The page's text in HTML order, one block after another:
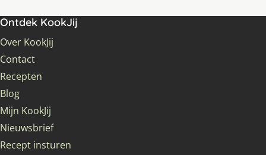
Ontdek KookJij
Over KookJij
Contact
Recepten
Blog
Mijn KookJij
Nieuwsbrief
Recept insturen